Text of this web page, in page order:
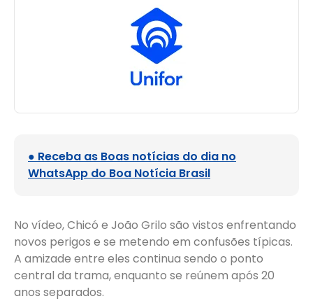
● Receba as Boas notícias do dia no
WhatsApp do Boa Notícia Brasil
No vídeo, Chicó e João Grilo são vistos enfrentando
novos perigos e se metendo em confusões típicas.
A amizade entre eles continua sendo o ponto
central da trama, enquanto se reúnem após 20
anos separados.